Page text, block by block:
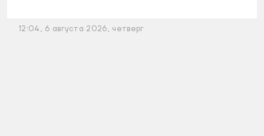
12:04, 6 августа 2026, четверг